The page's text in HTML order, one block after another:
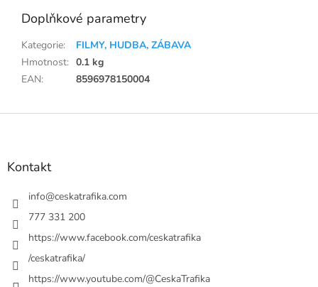
Doplňkové parametry
Kategorie:
FILMY, HUDBA, ZÁBAVA
Hmotnost: 0.1 kg
EAN: 8596978150004
Z
Kontakt
info@ceskatrafika.com
777 331 200
https://www.facebook.com/ceskatrafika
/ceskatrafika/
https://www.youtube.com/@CeskaTrafika